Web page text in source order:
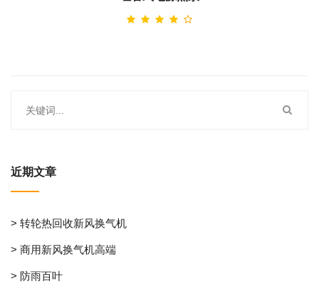
近期文章
> 转轮热回收新风换气机
> 商用新风换气机高端
> 防雨百叶